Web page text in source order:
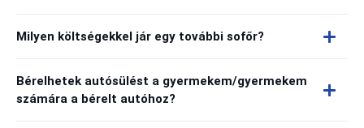
Milyen költségekkel jár egy további sofőr?
Bérelhetek autósülést a gyermekem/gyermekem
számára a bérelt autóhoz?